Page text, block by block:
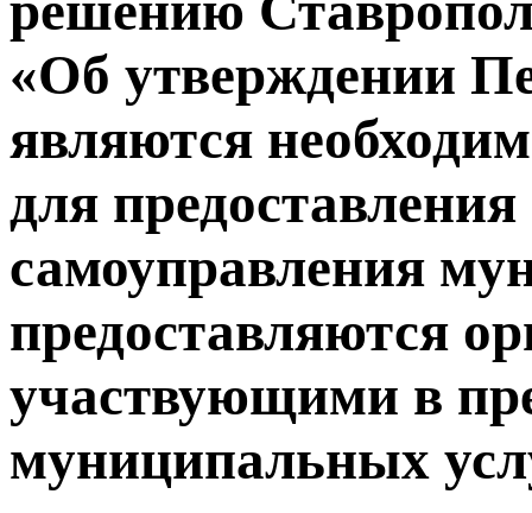
«Об утверждении
являются
для
самоуправления
предоставляются
участвующими в
муниципальных